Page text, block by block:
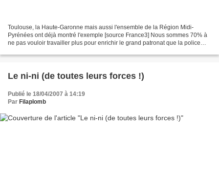
Toulouse, la Haute-Garonne mais aussi l'ensemble de la Région Midi-
Pyrénées ont déjà montré l'exemple [source France3] Nous sommes 70% à
ne pas vouloir travailler plus pour enrichir le grand patronat que la police
Le ni-ni (de toutes leurs forces !)
Publié le 18/04/2007 à 14:19
Par Filaplomb